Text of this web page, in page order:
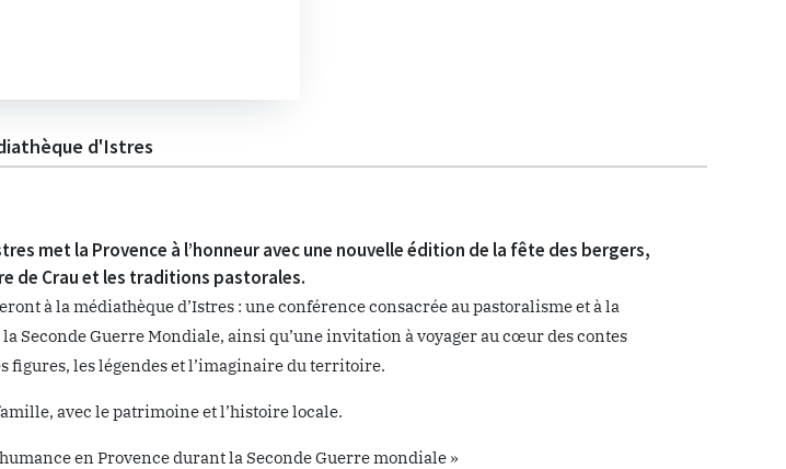
d'Istres
met la Provence à l’honneur avec une nouvelle édition de la fête des bergers,
de Crau et les traditions pastorales.
à la médiathèque d’Istres : une conférence consacrée au pastoralisme et à la
Seconde Guerre Mondiale, ainsi qu’une invitation à voyager au cœur des contes
figures, les légendes et l’imaginaire du territoire.
avec le patrimoine et l’histoire locale.
en Provence durant la Seconde Guerre mondiale »